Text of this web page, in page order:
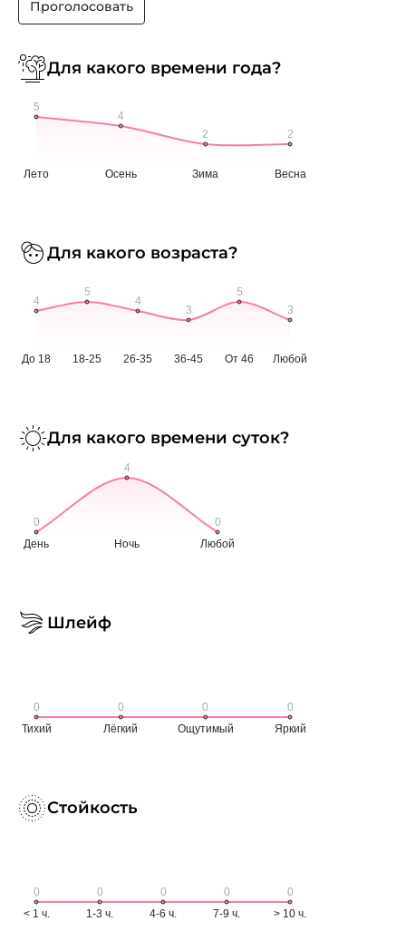
Проголосовать
Для какого времени года?
Для какого возраста?
Для какого времени суток?
Шлейф
Стойкость